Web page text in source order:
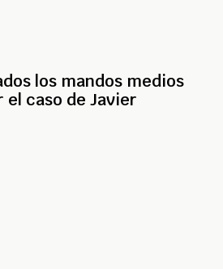
los mandos medios
el caso de Javier